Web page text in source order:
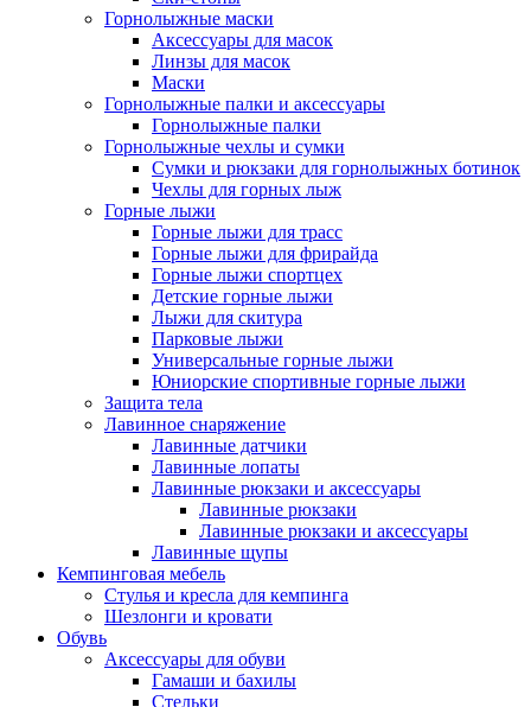
Горнолыжные маски
Аксессуары для масок
Линзы для масок
Маски
Горнолыжные палки и аксессуары
Горнолыжные палки
Горнолыжные чехлы и сумки
Сумки и рюкзаки для горнолыжных ботинок
Чехлы для горных лыж
Горные лыжи
Горные лыжи для трасс
Горные лыжи для фрирайда
Горные лыжи спортцех
Детские горные лыжи
Лыжи для скитура
Парковые лыжи
Универсальные горные лыжи
Юниорские спортивные горные лыжи
Защита тела
Лавинное снаряжение
Лавинные датчики
Лавинные лопаты
Лавинные рюкзаки и аксессуары
Лавинные рюкзаки
Лавинные рюкзаки и аксессуары
Лавинные щупы
Кемпинговая мебель
Стулья и кресла для кемпинга
Шезлонги и кровати
Обувь
Аксессуары для обуви
Гамаши и бахилы
Стельки